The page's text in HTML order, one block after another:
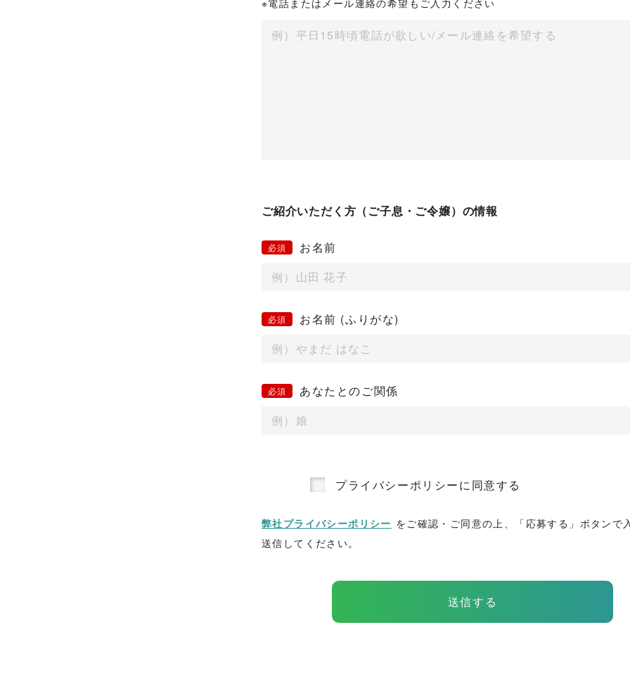
※電話またはメール連絡の希望もご入力ください
ご紹介いただく方（ご子息・ご令嬢）の情報
お名前
お名前 (ふりがな)
あなたとのご関係
プライバシーポリシーに同意する
弊社プライバシーポリシー をご確認・ご同意の上、「応募する」ボタンで
送信してください。
送信する